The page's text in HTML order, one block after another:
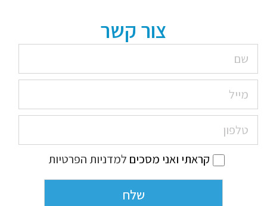
צור קשר
קראתי ואני מסכים למדניות הפרטיות